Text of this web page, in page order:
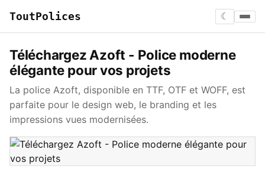
ToutPolices ☾
Téléchargez Azoft - Police moderne
élégante pour vos projets
La police Azoft, disponible en TTF, OTF et WOFF, est
parfaite pour le design web, le branding et les
impressions vues modernisées.